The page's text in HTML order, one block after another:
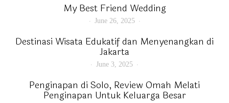
My Best Friend Wedding
June 26, 2025
Destinasi Wisata Edukatif dan Menyenangkan di
Jakarta
June 3, 2025
Penginapan di Solo, Review Omah Melati
Penginapan Untuk Keluarga Besar